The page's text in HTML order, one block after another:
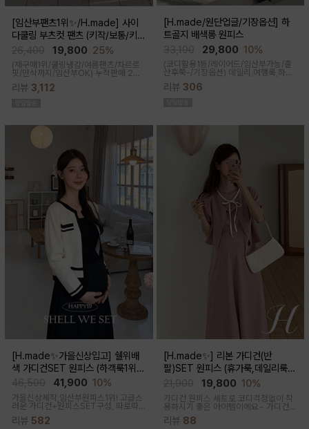
[임산부팬츠1위✨/H.made] 사이
다쿨링 부츠컷 팬츠 (키작/보통/키
19,800 25%
(재구매1위/쿨링냉감/여름팬츠/차르르
핏/만삭까지/임산부OK) 누적판매 2만
성이 뛰어나 쾌적한 착용감으로 여름시
리뷰 3,112
[H.made/원단업글/기장옵션] 하
트골지 배색롱 원피스
29,800 10%
(코디활용1등/레이어드/임산부가능/출
산후쭉-/기장옵션) 데일리,여행룩,하객
룩,출근룩 OK! 하트넥 디자인으로 여성
스러움이 물씬 느껴지고 맥시한 기장감
리뷰 306
[H.made✨가을신상입고] 쉘위배
색 가디건SET 원피스 (하객룩1위/
고급미/가디건SET/임산부,출산후,
누구나예쁜핏)
41,900 10%
가을신상제작,임산부원피스1위! 고급스
러운 가디건+원피스SET구성, 따로따
리뷰 582
[H.made✨] 리본 가디건(반
팔)SET 원피스 (휴가룩,데일리룩/
체형완벽커버/임산부,출산후 누구나
OK)
19,800 10%
가디건 원피스 세트로 코디걱정없이 착
용하시기 좋은 아이템이에요~ 가디건
배색라인과 리본매듭으로 포인트를 줘
꾸안꾸룩으로 활용하기 좋아요
리뷰 88